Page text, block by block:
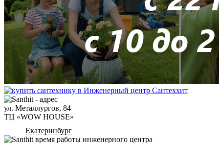
ул. Металлургов, 84
ТЦ «WOW HOUSE»
Екатеринбург